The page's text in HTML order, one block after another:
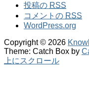
投稿の RSS
コメントの RSS
WordPress.org
Copyright © 2026
Theme: Catch Box by
上にスクロール